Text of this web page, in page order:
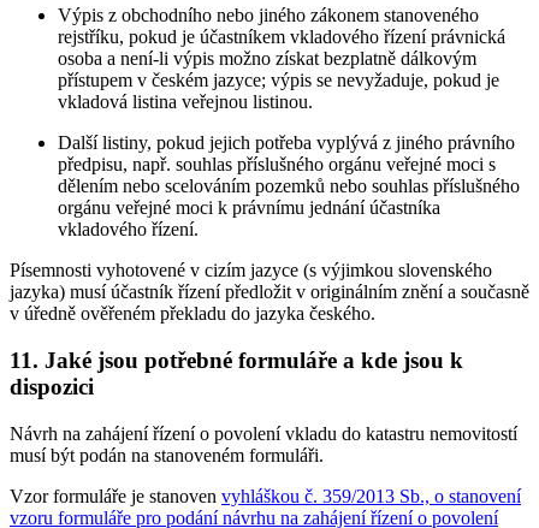
Výpis z obchodního nebo jiného zákonem stanoveného
rejstříku, pokud je účastníkem vkladového řízení právnická
osoba a není-li výpis možno získat bezplatně dálkovým
přístupem v českém jazyce; výpis se nevyžaduje, pokud je
vkladová listina veřejnou listinou.
Další listiny, pokud jejich potřeba vyplývá z jiného právního
předpisu, např. souhlas příslušného orgánu veřejné moci s
dělením nebo scelováním pozemků nebo souhlas příslušného
orgánu veřejné moci k právnímu jednání účastníka
vkladového řízení.
Písemnosti vyhotovené v cizím jazyce (s výjimkou slovenského
jazyka) musí účastník řízení předložit v originálním znění a současně
v úředně ověřeném překladu do jazyka českého.
11. Jaké jsou potřebné formuláře a kde jsou k
dispozici
Návrh na zahájení řízení o povolení vkladu do katastru nemovitostí
musí být podán na stanoveném formuláři.
Vzor formuláře je stanoven vyhláškou č. 359/2013 Sb., o stanovení
vzoru formuláře pro podání návrhu na zahájení řízení o povolení